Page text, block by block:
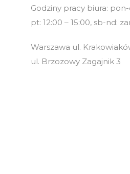
Godziny pracy biura: pon-
pt: 12:00 – 15:00, sb-nd:
Warszawa ul.
ul. Brzozowy Zagajnik 3